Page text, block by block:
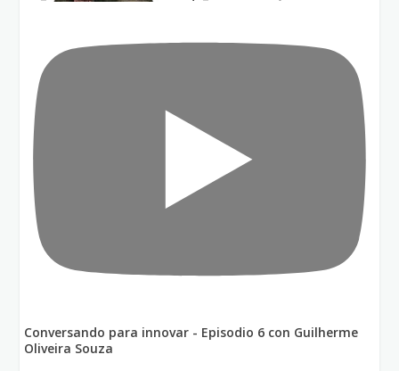
Conversando para innovar - Episodio 6 con Guilherme
Oliveira Souza